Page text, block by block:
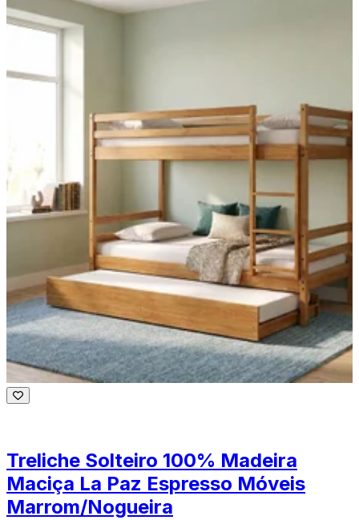
Treliche Solteiro 100% Madeira
Maciça La Paz Espresso Móveis
Marrom/Nogueira